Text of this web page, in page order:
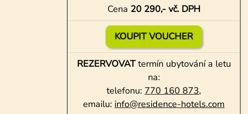
Cena 20 290,- vč. DPH
KOUPIT VOUCHER
REZERVOVATtermín ubytování a letu
na:
telefonu: 770 160 873,
emailu: info@residence-hotels.com